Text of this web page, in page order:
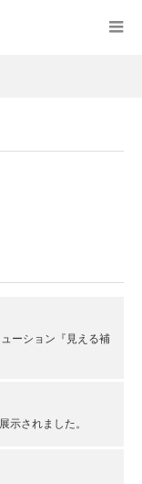
ーション『見える補
示されました。